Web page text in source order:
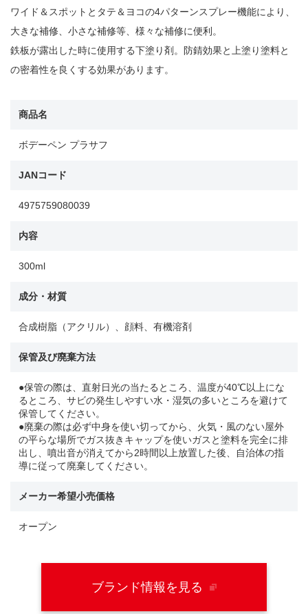
ワイド＆スポットとタテ＆ヨコの4パターンスプレー機能により、
大きな補修、小さな補修等、様々な補修に便利。
鉄板が露出した時に使用する下塗り剤。防錆効果と上塗り塗料と
の密着性を良くする効果があります。
商品名
ボデーペン プラサフ
JANコード
4975759080039
内容
300ml
成分・材質
合成樹脂（アクリル）、顔料、有機溶剤
保管及び廃棄方法
●保管の際は、直射日光の当たるところ、温度が40℃以上にな
るところ、サビの発生しやすい水・湿気の多いところを避けて
保管してください。
●廃棄の際は必ず中身を使い切ってから、火気・風のない屋外
の平らな場所でガス抜きキャップを使いガスと塗料を完全に排
出し、噴出音が消えてから2時間以上放置した後、自治体の指
導に従って廃棄してください。
メーカー希望小売価格
オープン
ブランド情報を見る